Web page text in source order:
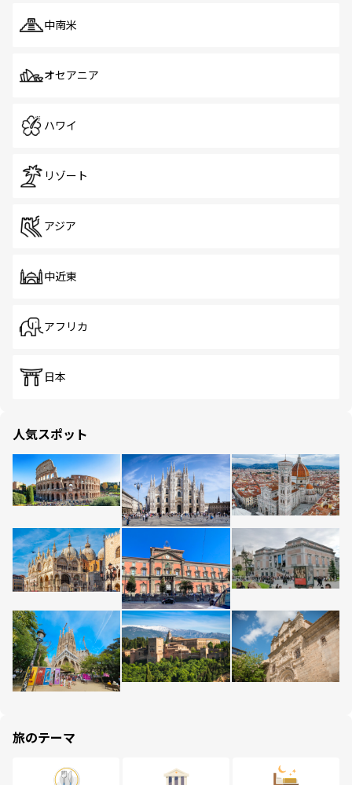
中南米
オセアニア
ハワイ
リゾート
アジア
中近東
アフリカ
日本
人気スポット
旅のテーマ